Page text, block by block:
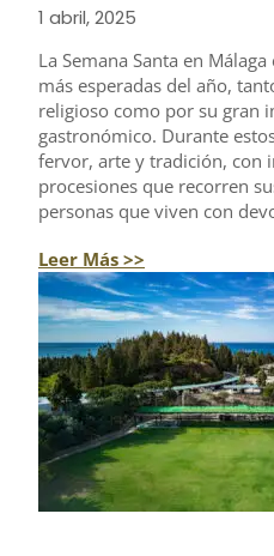
1 abril, 2025
La Semana Santa en
más esperadas del año,
religioso como por su gran
gastronómico. Durante
fervor, arte y tradición, con
procesiones que recorren
personas que viven con
Leer Más >>